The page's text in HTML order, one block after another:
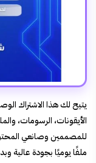
يتيح لك هذا الاشتراك
الأيقونات، الرسومات،
ملفًا يوميًا بجودة عالية